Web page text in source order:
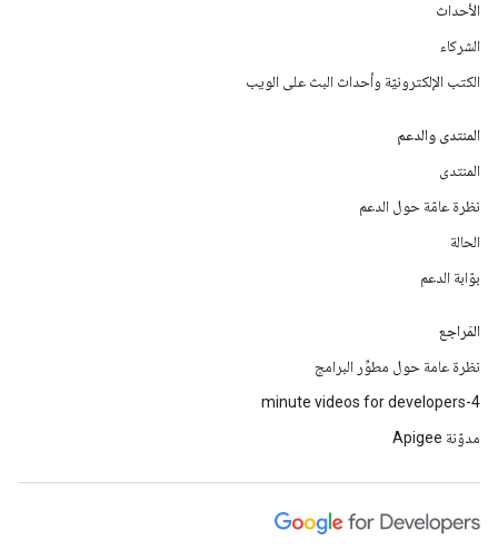
الأحداث
الشركاء
الكتب الإلكترونيّة وأحداث البث على الويب
المنتدى والدعم
المنتدى
نظرة عامّة حول الدعم
الحالة
بوّابة الدعم
المَراجع
نظرة عامة حول مطوِّر البرامج
4-minute videos for developers
مدوّنة Apigee